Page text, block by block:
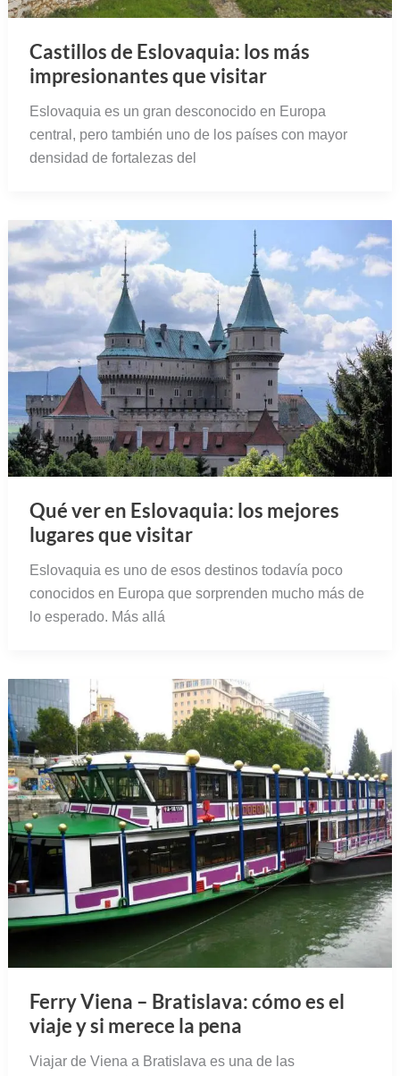
Castillos de Eslovaquia: los más
impresionantes que visitar
Eslovaquia es un gran desconocido en Europa
central, pero también uno de los países con mayor
densidad de fortalezas del
Qué ver en Eslovaquia: los mejores
lugares que visitar
Eslovaquia es uno de esos destinos todavía poco
conocidos en Europa que sorprenden mucho más de
lo esperado. Más allá
Ferry Viena – Bratislava: cómo es el
viaje y si merece la pena
Viajar de Viena a Bratislava es una de las